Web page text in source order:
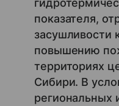
показателя,
засушливости
повышению
территориях
Сибири. В
региональных